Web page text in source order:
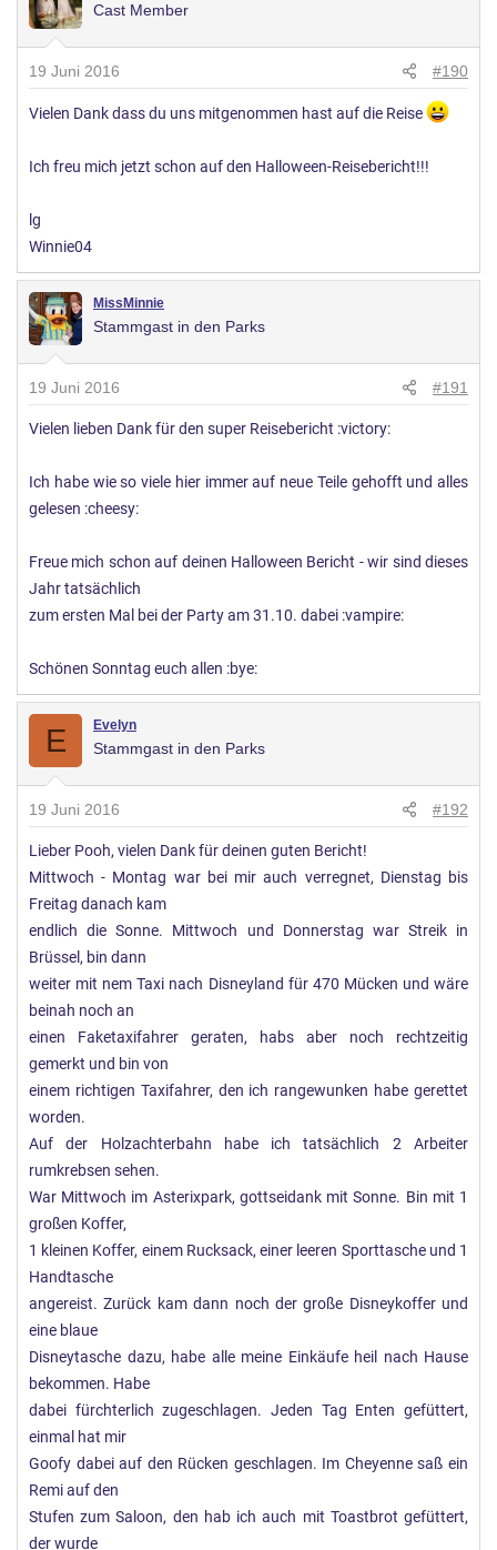
Cast Member
19 Juni 2016 #190
Vielen Dank dass du uns mitgenommen hast auf die Reise
Ich freu mich jetzt schon auf den Halloween-Reisebericht!!!
lg
Winnie04
MissMinnie
Stammgast in den Parks
19 Juni 2016 #191
Vielen lieben Dank für den super Reisebericht :victory:
Ich habe wie so viele hier immer auf neue Teile gehofft und alles
gelesen :cheesy:
Freue mich schon auf deinen Halloween Bericht - wir sind dieses
Jahr tatsächlich
zum ersten Mal bei der Party am 31.10. dabei :vampire:
Schönen Sonntag euch allen :bye:
E Evelyn
Stammgast in den Parks
19 Juni 2016 #192
Lieber Pooh, vielen Dank für deinen guten Bericht!
Mittwoch - Montag war bei mir auch verregnet, Dienstag bis
Freitag danach kam
endlich die Sonne. Mittwoch und Donnerstag war Streik in
Brüssel, bin dann
weiter mit nem Taxi nach Disneyland für 470 Mücken und wäre
beinah noch an
einen Faketaxifahrer geraten, habs aber noch rechtzeitig
gemerkt und bin von
einem richtigen Taxifahrer, den ich rangewunken habe gerettet
worden.
Auf der Holzachterbahn habe ich tatsächlich 2 Arbeiter
rumkrebsen sehen.
War Mittwoch im Asterixpark, gottseidank mit Sonne. Bin mit 1
großen Koffer,
1 kleinen Koffer, einem Rucksack, einer leeren Sporttasche und 1
Handtasche
angereist. Zurück kam dann noch der große Disneykoffer und
eine blaue
Disneytasche dazu, habe alle meine Einkäufe heil nach Hause
bekommen. Habe
dabei fürchterlich zugeschlagen. Jeden Tag Enten gefüttert,
einmal hat mir
Goofy dabei auf den Rücken geschlagen. Im Cheyenne saß ein
Remi auf den
Stufen zum Saloon, den hab ich auch mit Toastbrot gefüttert,
der wurde